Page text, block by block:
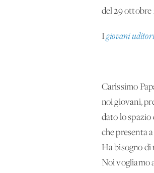
del 29 ottobre
Igiovani uditori
Carissimo
noi giovani,
dato lo spazio
che presenta
Ha bisogno di
Noi vogliamo